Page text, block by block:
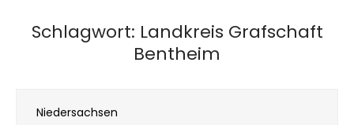
Schlagwort: Landkreis Grafschaft
Bentheim
Niedersachsen